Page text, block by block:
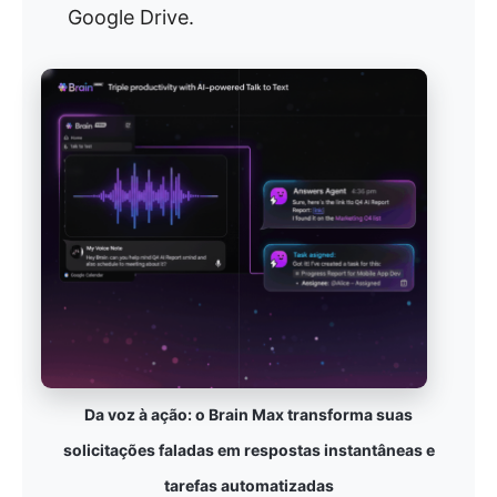
Google Drive.
Da voz à ação: o Brain Max transforma suas
solicitações faladas em respostas instantâneas e
tarefas automatizadas